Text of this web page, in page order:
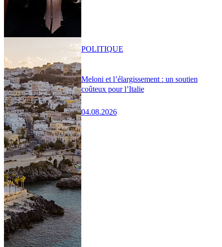
Meloni et l’élargissement : un soutien
coûteux pour l’Italie
04.08.2026
POLITIQUE